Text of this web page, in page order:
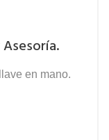
en mano.